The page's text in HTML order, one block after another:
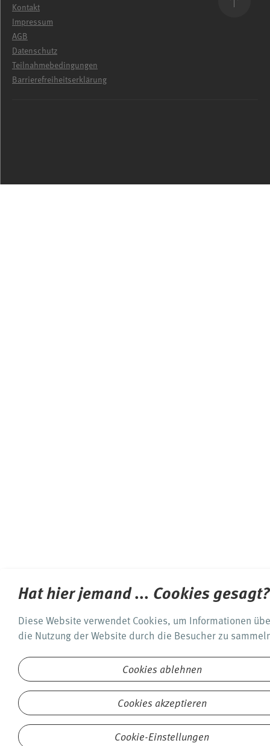
Hat hier jemand ... Cookies gesagt?
Diese Website verwendet Cookies, um Informationen
die Nutzung der Website durch die Besucher zu
Online-Erlebnis zu bieten und diese Website zu
optimieren. Mit dem Klick auf den Button "Cookies
akzeptieren" erklären Sie sich mit der Verwendung von
Cookies einverstanden. Detaillierte Informationen finden
Sie inunserer Datenschutzerklärung.
Cookie-Einstellungen
Cookies ablehnen
Cookies akzeptieren
Kontakt
Impressum
AGB
Datenschutz
Teilnahmebedingungen
Barrierefreiheitserklärung